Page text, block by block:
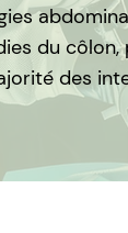
du
des